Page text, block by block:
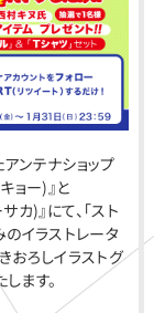
ンテナショップ
ョー)』と
)』にて、「スト
のイラストレータ
おろしイラストグ
ます。